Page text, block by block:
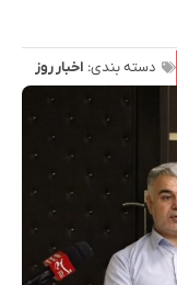
دسته بندی: اخبار روز